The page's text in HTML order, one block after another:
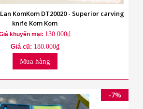
KomKom DT20020 - Superior carving
knife Kom Kom
khuyến mại: 130.000₫
Giá cũ:180.000₫
Mua hàng
-7%